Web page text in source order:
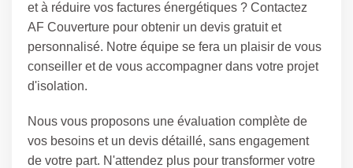
et à réduire vos factures énergétiques ? Contactez
AF Couverture pour obtenir un devis gratuit et
personnalisé. Notre équipe se fera un plaisir de vous
conseiller et de vous accompagner dans votre projet
d'isolation.
Nous vous proposons une évaluation complète de
vos besoins et un devis détaillé, sans engagement
de votre part. N'attendez plus pour transformer votre